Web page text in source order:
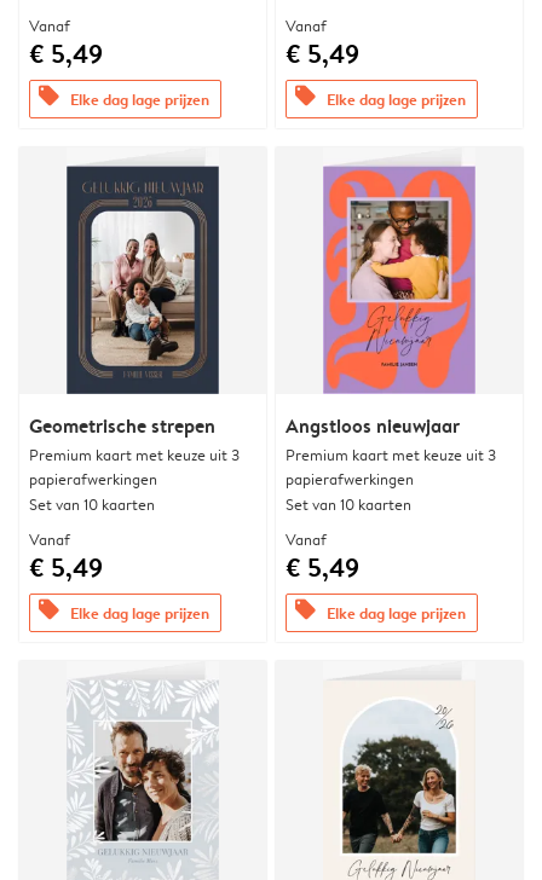
Vanaf
€ 5,49
offers Elke dag lage prijzen
Vanaf
€ 5,49
offers Elke dag lage prijzen
Geometrische strepen
Premium kaart met keuze uit 3
papierafwerkingen
Set van 10 kaarten
Vanaf
€ 5,49
offers Elke dag lage prijzen
Angstloos nieuwjaar
Premium kaart met keuze uit 3
papierafwerkingen
Set van 10 kaarten
Vanaf
€ 5,49
offers Elke dag lage prijzen